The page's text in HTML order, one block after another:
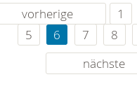
vorherige 1
5
6 7 8
nächste